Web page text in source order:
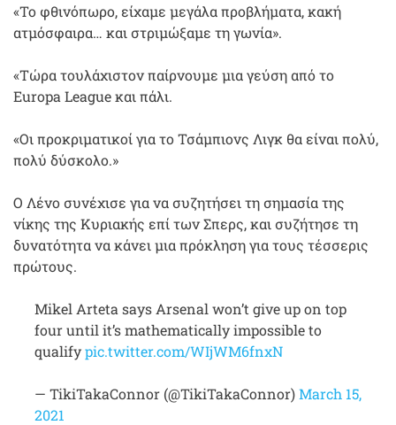
«Το φθινόπωρο, είχαμε μεγάλα προβλήματα, κακή
ατμόσφαιρα… και στριμώξαμε τη γωνία».
«Τώρα τουλάχιστον παίρνουμε μια γεύση από το
Europa League και πάλι.
«Οι προκριματικοί για το Τσάμπιονς Λιγκ θα είναι πολύ,
πολύ δύσκολο.»
Ο Λένο συνέχισε για να συζητήσει τη σημασία της
νίκης της Κυριακής επί των Σπερς, και συζήτησε τη
δυνατότητα να κάνει μια πρόκληση για τους τέσσερις
πρώτους.
Mikel Arteta says Arsenal won’t give up on top
four until it’s mathematically impossible to
qualifypic.twitter.com/WIjWM6fnxN
— TikiTakaConnor (@TikiTakaConnor)March 15,
2021